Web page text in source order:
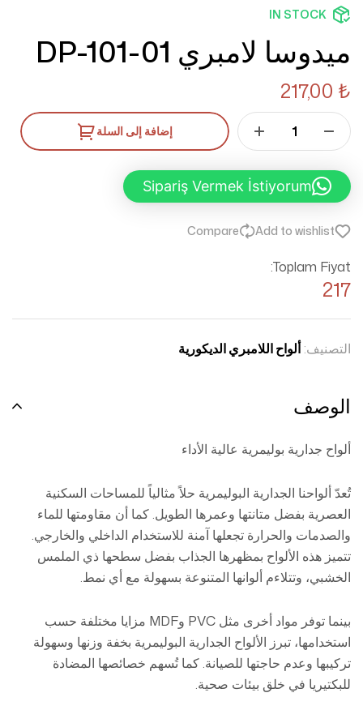
IN STOCK
ميدوسا لامبري DP-101-01
217,00 ₺
إضافة إلى السلة
Sipariş Vermek İstiyorum
Add to wishlist
Compare
Toplam Fiyat:
217
التصنيف:ألواح اللامبري الديكورية
الوصف
ألواح جدارية بوليمرية عالية الأداء
تُعدّ ألواحنا الجدارية البوليمرية حلاً مثالياً للمساحات السكنية
العصرية بفضل متانتها وعمرها الطويل. كما أن مقاومتها للماء
والصدمات والحرارة تجعلها آمنة للاستخدام الداخلي والخارجي.
تتميز هذه الألواح بمظهرها الجذاب بفضل سطحها ذي الملمس
الخشبي، وتتلاءم ألوانها المتنوعة بسهولة مع أي نمط.
بينما توفر مواد أخرى مثل PVC وMDF مزايا مختلفة حسب
استخدامها، تبرز الألواح الجدارية البوليمرية بخفة وزنها وسهولة
تركيبها وعدم حاجتها للصيانة. كما تُسهم خصائصها المضادة
للبكتيريا في خلق بيئات صحية.